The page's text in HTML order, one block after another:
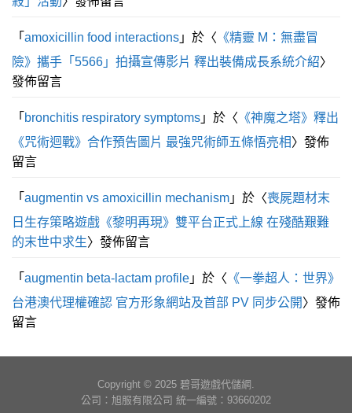
「 amoxicillin food interactions 」於〈 《精靈 M：無盡冒
險》攜手「5566」拍攝宣傳影片 釋出裝備成長系統介紹〉
發佈留言
「 bronchitis respiratory symptoms 」於〈 《神魔之塔》釋出
《咒術迴戰》合作預告圖片 最強咒術師五條悟亮相〉發佈
留言
「 augmentin vs amoxicillin mechanism 」於〈喪屍題材末
日生存策略遊戲《黎明再現》雙平台正式上線 在殘酷艱難
的末世中求生〉發佈留言
「 augmentin beta‑lactam profile 」於〈 《一拳超人：世界》
台港澳代理權確認 官方形象網站及首部 PV 同步公開〉發佈
留言